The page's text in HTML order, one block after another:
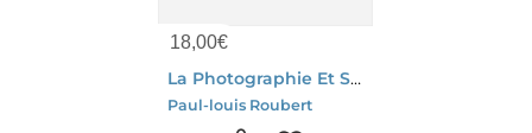
18,00€
La Photographie Et Ses Mythes Modernes : Pour Une Histoire Critique
Paul-louis Roubert